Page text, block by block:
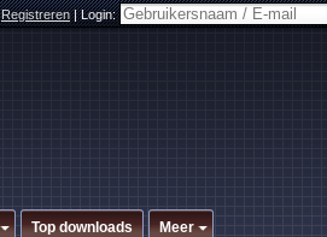
Registreren|Login:
Top downloads Meer